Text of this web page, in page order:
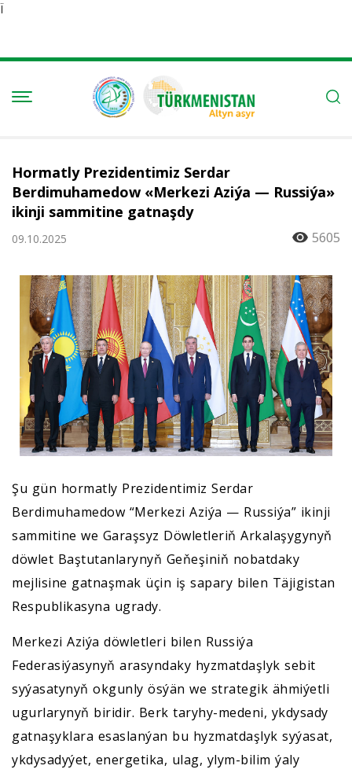
Ï
Hormatly Prezidentimiz Serdar
Berdimuhamedow «Merkezi Aziýa — Russiýa»
ikinji sammitine gatnaşdy
09.10.2025 5605
Şu gün hormatly Prezidentimiz Serdar
Berdimuhamedow “Merkezi Aziýa — Russiýa” ikinji
sammitine we Garaşsyz Döwletleriň Arkalaşygynyň
döwlet Baştutanlarynyň Geňeşiniň nobatdaky
mejlisine gatnaşmak üçin iş sapary bilen Täjigistan
Respublikasyna ugrady.
Merkezi Aziýa döwletleri bilen Russiýa
Federasiýasynyň arasyndaky hyzmatdaşlyk sebit
syýasatynyň okgunly ösýän we strategik ähmiýetli
ugurlarynyň biridir. Berk taryhy-medeni, ykdysady
gatnaşyklara esaslanýan bu hyzmatdaşlyk syýasat,
ykdysadyýet, energetika, ulag, ylym-bilim ýaly